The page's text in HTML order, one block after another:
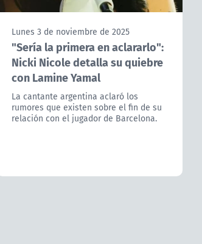
Lunes 3 de noviembre de 2025
"Sería la primera en aclararlo":
Nicki Nicole detalla su quiebre
con Lamine Yamal
La cantante argentina aclaró los
rumores que existen sobre el fin de su
relación con el jugador de Barcelona.